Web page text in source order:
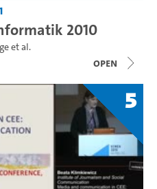
2010
et al.
open
5